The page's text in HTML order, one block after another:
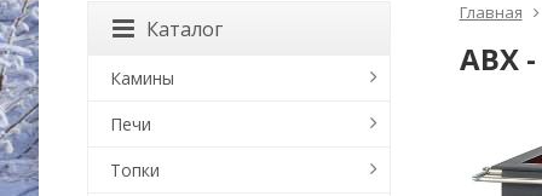
Главная
ABX
Каталог
Камины
Печи
Топки